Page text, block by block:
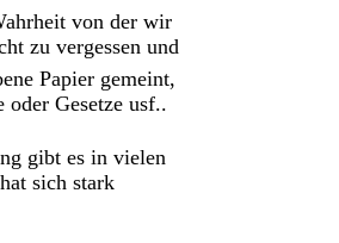
von der wir
zu vergessen und
Papier gemeint,
Gesetze usf..
gibt es in vielen
sich stark